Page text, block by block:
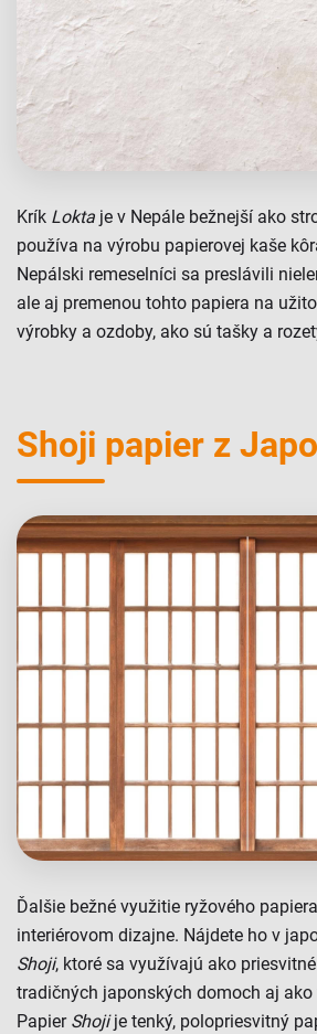
Krík Lokta je v Nepále bežnejší ako
používa na výrobu papierovej kaše
Nepálski remeselníci sa preslávili
ale aj premenou tohto papiera na
výrobky a ozdoby, ako sú tašky a
Shoji papier z
Ďalšie bežné využitie ryžového
interiérovom dizajne. Nájdete ho v
Shoji, ktoré sa využívajú ako
tradičných japonských domoch aj
Papier Shojije tenký, polopriesvitný